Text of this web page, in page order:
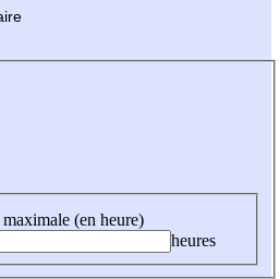
(en heure)
heures